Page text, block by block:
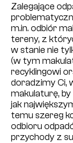
Zalegające
m.in. odbiór
tereny, z
w stanie nie
(w tym
recyklingowi
doradzimy Ci,
makulaturę,
jak
temu szereg
odbioru
przychody z